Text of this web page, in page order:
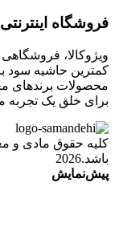
فروشگاه اینترنتی
ویژوکالا،
کمترین حاشیه سود
محصولات برندهای
برای خلق یک تجربه
کلیه حقوق مادی و
باشد.2026
پیش‌نمایش